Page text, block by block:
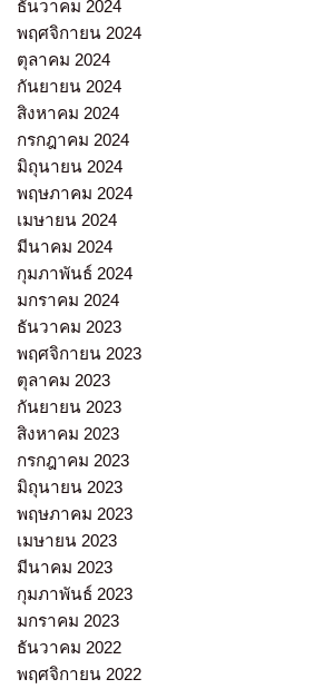
ธันวาคม 2024
พฤศจิกายน 2024
ตุลาคม 2024
กันยายน 2024
สิงหาคม 2024
กรกฎาคม 2024
มิถุนายน 2024
พฤษภาคม 2024
เมษายน 2024
มีนาคม 2024
กุมภาพันธ์ 2024
มกราคม 2024
ธันวาคม 2023
พฤศจิกายน 2023
ตุลาคม 2023
กันยายน 2023
สิงหาคม 2023
กรกฎาคม 2023
มิถุนายน 2023
พฤษภาคม 2023
เมษายน 2023
มีนาคม 2023
กุมภาพันธ์ 2023
มกราคม 2023
ธันวาคม 2022
พฤศจิกายน 2022